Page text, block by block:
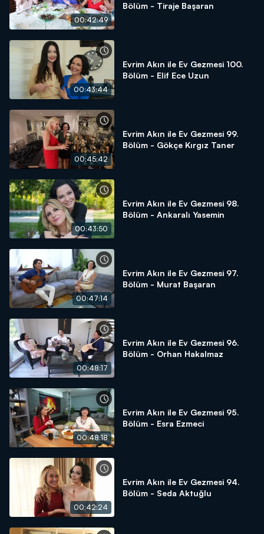
00:42:49
Bölüm - Tiraje Başaran
00:43:44
Evrim Akın ile Ev Gezmesi 100.
Bölüm - Elif Ece Uzun
00:45:42
Evrim Akın ile Ev Gezmesi 99.
Bölüm - Gökçe Kırgız Taner
00:43:50
Evrim Akın ile Ev Gezmesi 98.
Bölüm - Ankaralı Yasemin
00:47:14
Evrim Akın ile Ev Gezmesi 97.
Bölüm - Murat Başaran
00:48:17
Evrim Akın ile Ev Gezmesi 96.
Bölüm - Orhan Hakalmaz
00:48:18
Evrim Akın ile Ev Gezmesi 95.
Bölüm - Esra Ezmeci
00:42:24
Evrim Akın ile Ev Gezmesi 94.
Bölüm - Seda Aktuğlu